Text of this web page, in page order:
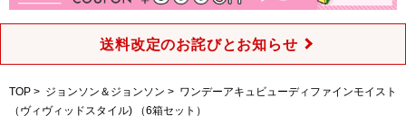
送料改定のお詫びとお知らせ
TOP > ジョンソン＆ジョンソン > ワンデーアキュビューディファインモイスト
（ヴィヴィッドスタイル) （6箱セット）